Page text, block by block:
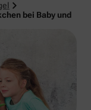
bei Baby und